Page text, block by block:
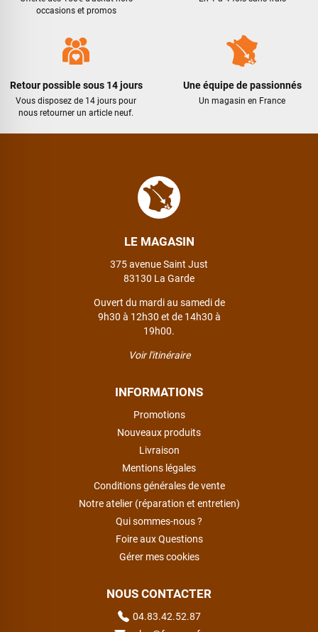
occasions et promos
Retour possible sous 14 jours
Vous disposez de 14 jours pour
nous retourner un article neuf.
Une équipe de passionnés
Un magasin en France
LE MAGASIN
375 avenue Saint Just
83130 La Garde
Ouvert du mardi au samedi de
9h30 à 12h30 et de 14h30 à
19h00.
Voir l'itinéraire
INFORMATIONS
Promotions
Nouveaux produits
Livraison
Mentions légales
Conditions générales de vente
Notre atelier (réparation et entretien)
Qui sommes-nous ?
Foire aux Questions
Gérer mes cookies
NOUS CONTACTER
04.83.42.52.87
(livraison différée cause absence). Le vélo était très bien
livraison a été traité efficacement par le SAV dans les
meilleurs délais. Tous les contacts ont été bien suivis, l'équipe
est sympa et réactive
VOIR TOUS LES AVIS